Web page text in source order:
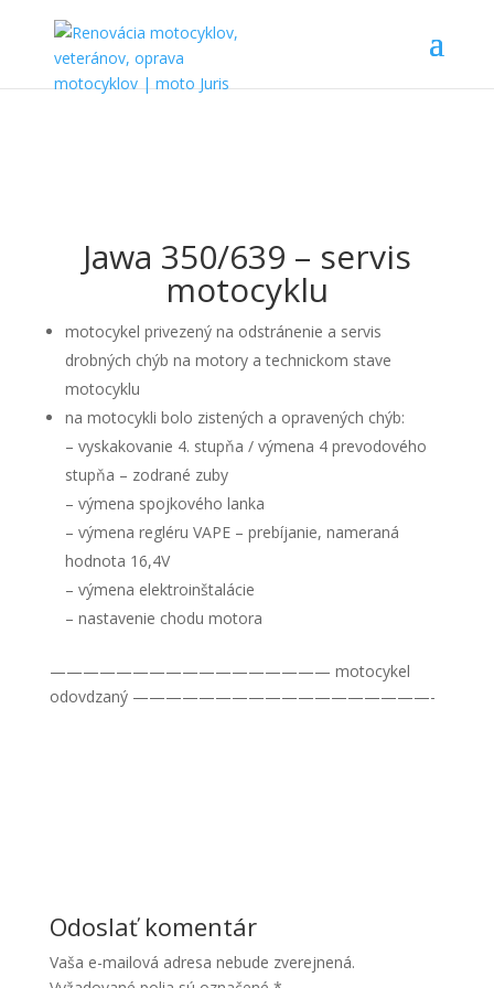
Jawa 350/639 – servis
motocyklu
motocykel privezený na odstránenie a servis
drobných chýb na motory a technickom stave
motocyklu
na motocykli bolo zistených a opravených chýb:
– vyskakovanie 4. stupňa / výmena 4 prevodového
stupňa – zodrané zuby
– výmena spojkového lanka
– výmena regléru VAPE – prebíjanie, nameraná
hodnota 16,4V
– výmena elektroinštalácie
– nastavenie chodu motora
————————————————— motocykel
odovdzaný ——————————————————-
Odoslať komentár
Vaša e-mailová adresa nebude zverejnená.
Nevyhnutné
Aby sme